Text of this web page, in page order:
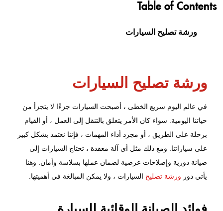
Table of Contents
ورشة تصليح السيارات
ورشة تصليح السيارات
في عالم اليوم سريع الخطى ، أصبحت السيارات جزءًا لا يتجزأ من
حياتنا اليومية. سواء كان الأمر يتعلق بالتنقل إلى العمل ، أو القيام
برحلة على الطريق ، أو مجرد أداء المهمات ، فإننا نعتمد بشكل كبير
على سياراتنا. ومع ذلك مثل أي آلة معقدة ، تحتاج السيارات إلى
صيانة دورية وإصلاحات عرضية لضمان عملها بسلاسة وأمان. وهنا
يأتي دور ورشة تصليح السيارات ، ولا يمكن المبالغة في أهميتها.
فوائد الصيانة الوقائية للسيارة.